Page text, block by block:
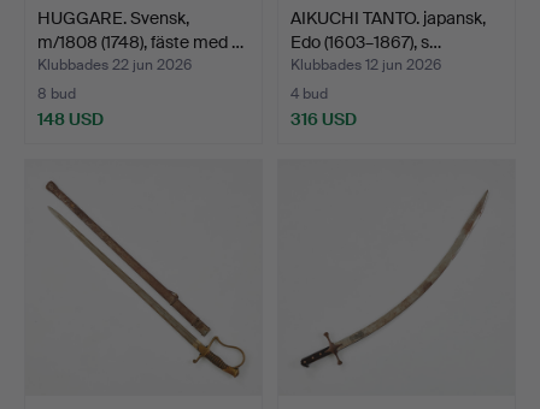
HUGGARE. Svensk,
m/1808 (1748), fäste med …
Klubbades 22 jun 2026
8 bud
148 USD
AIKUCHI TANTO. japansk,
Edo (1603–1867), s…
Klubbades 12 jun 2026
4 bud
316 USD